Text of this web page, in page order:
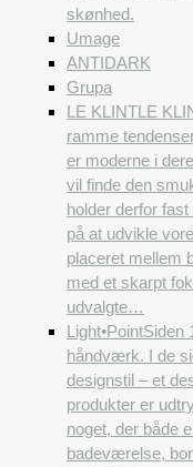
skønhed.
Umage
ANTIDARK
Grupa
LE KLINTLE
ramme
er moderne i
vil finde den
holder derfor
på at udvikle
placeret mellem
med et skarpt
udvalgte…
Light•PointSiden
håndværk. I de
designstil – et
produkter er
noget, der både
badeværelse,